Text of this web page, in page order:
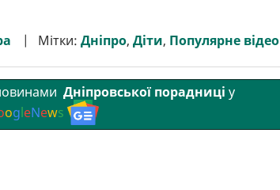
Мітки: Дніпро, Діти, Популярне відео
Дніпровської порадниці у
ogleNews